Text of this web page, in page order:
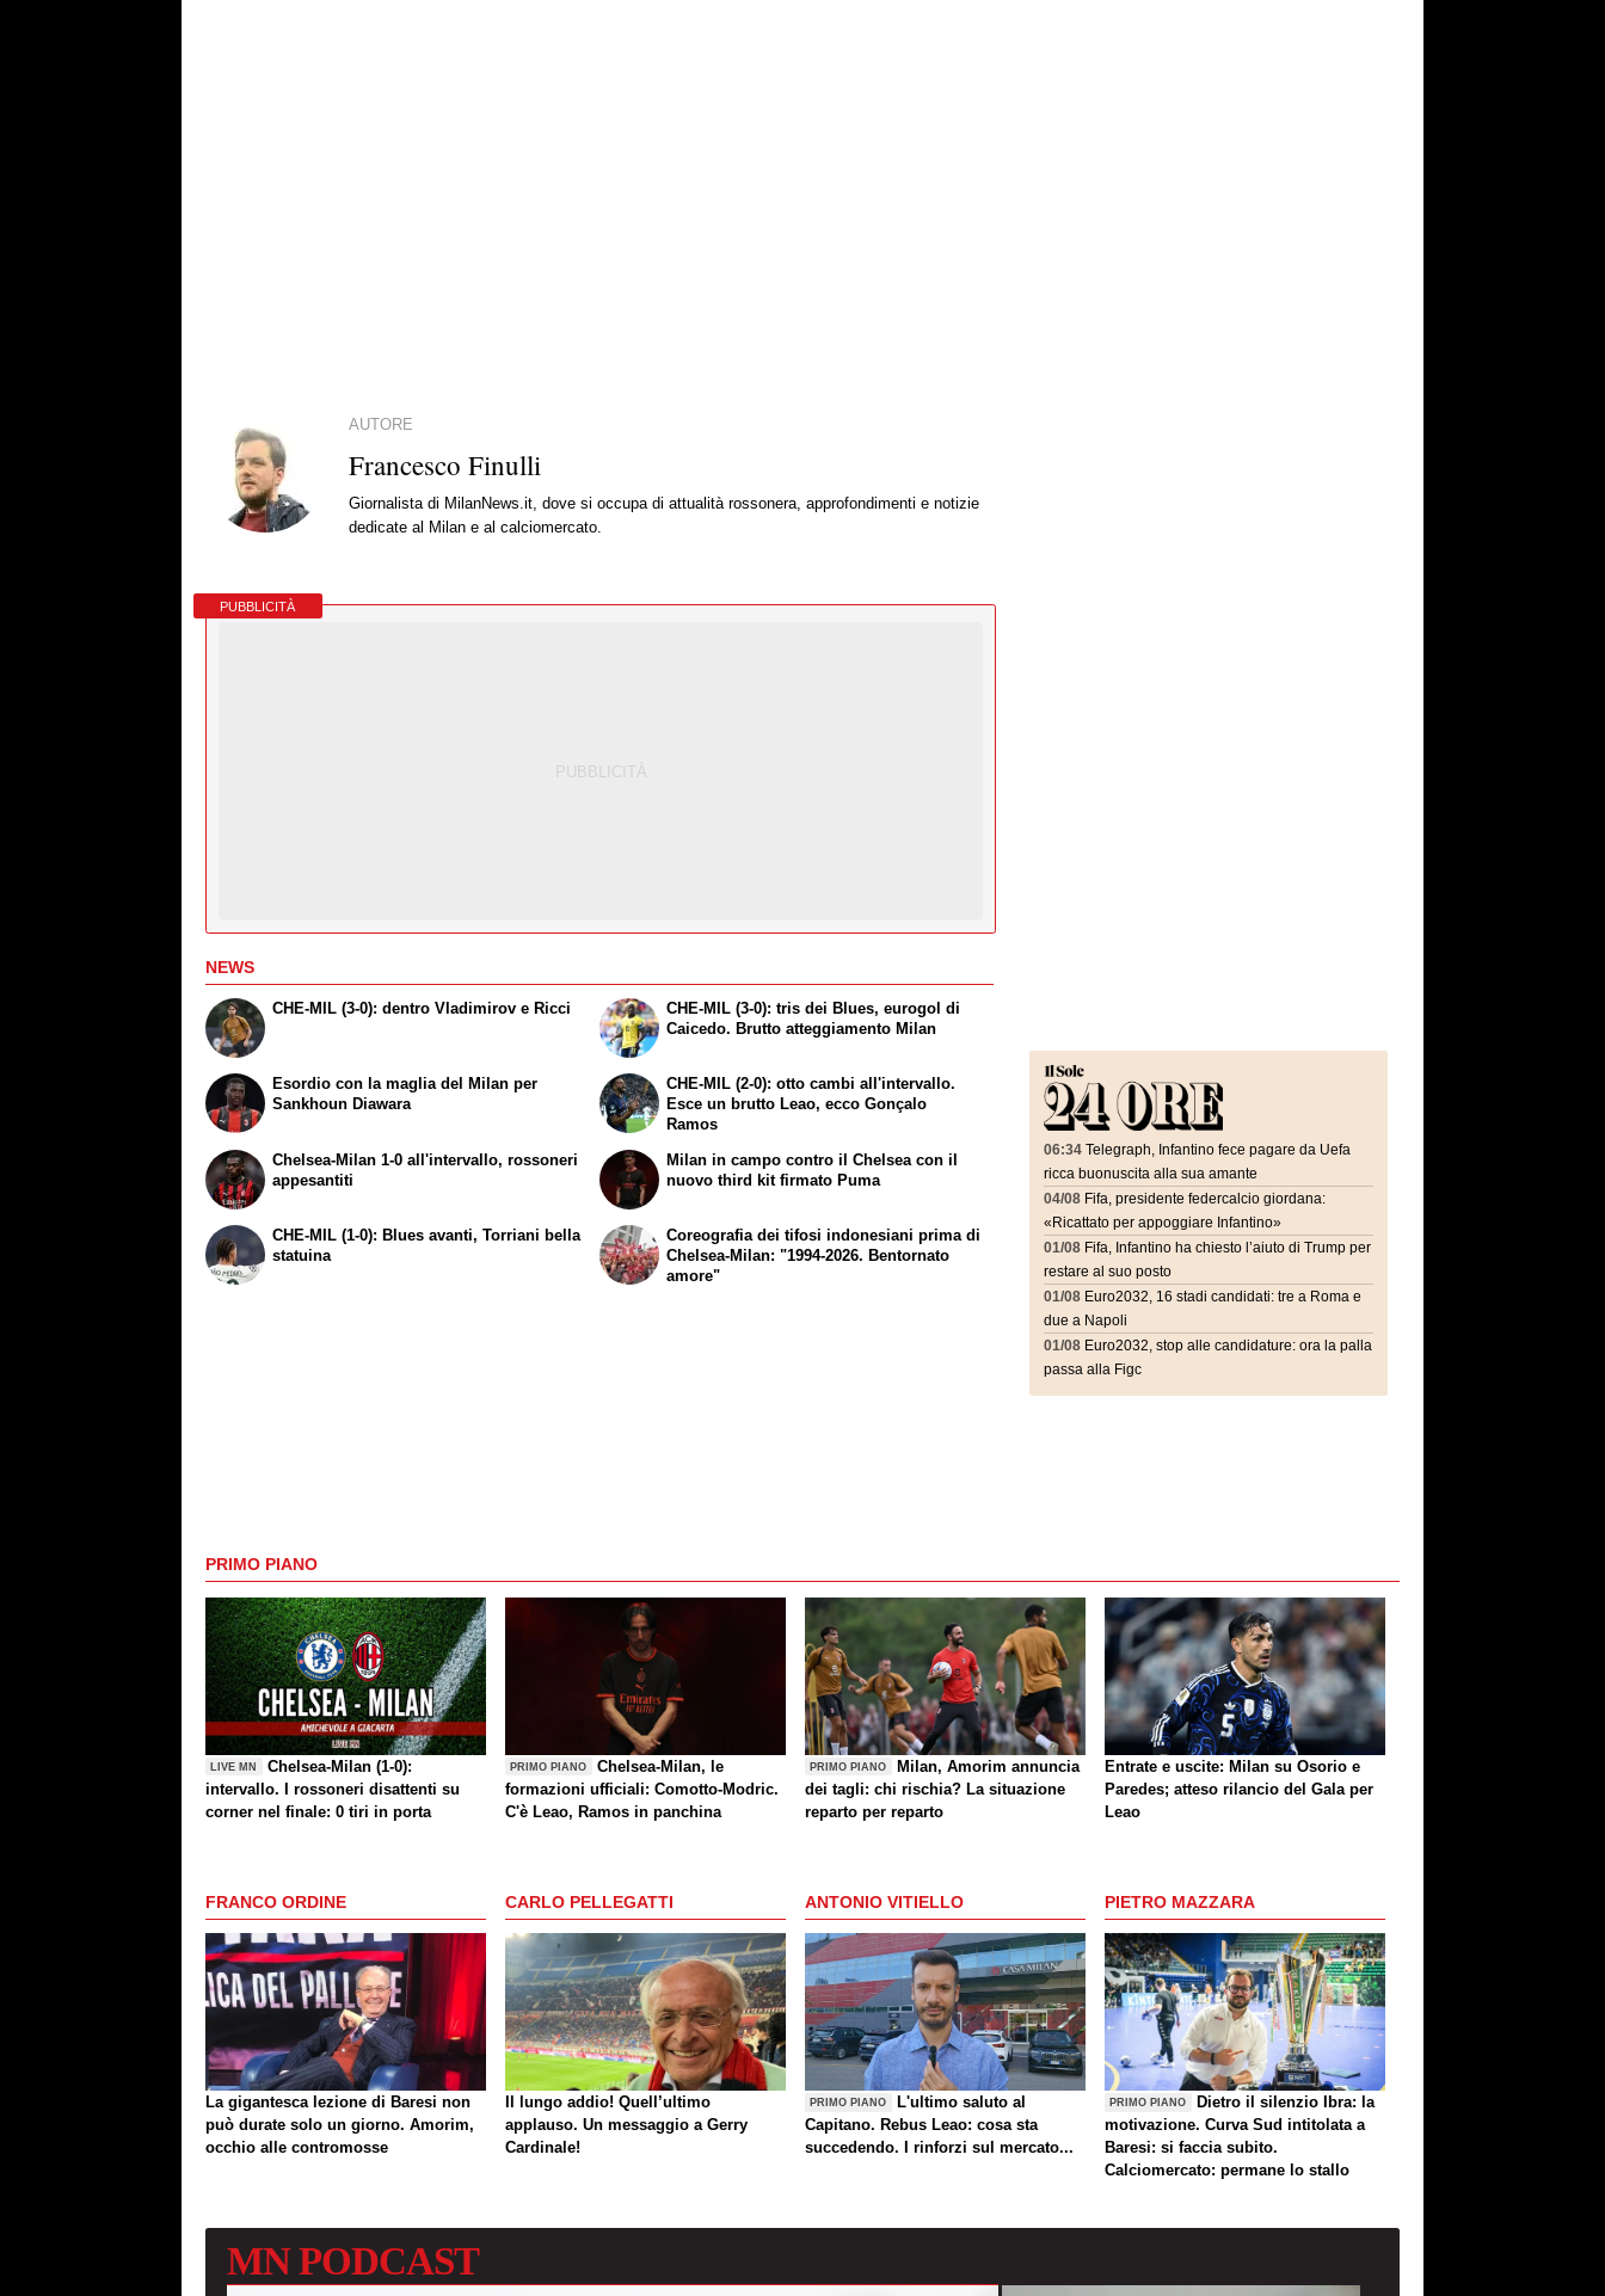
AUTORE
Francesco Finulli
Giornalista di MilanNews.it, dove si occupa di attualità rossonera, approfondimenti e notizie
dedicate al Milan e al calciomercato.
PUBBLICITÀ
NEWS
CHE-MIL (3-0): dentro Vladimirov e Ricci
Esordio con la maglia del Milan per
Sankhoun Diawara
CHE-MIL (3-0): tris dei Blues, eurogol di
Caicedo. Brutto atteggiamento Milan
CHE-MIL (2-0): otto cambi all'intervallo.
Esce un brutto Leao, ecco Gonçalo
Ramos
Chelsea-Milan 1-0 all'intervallo, rossoneri
appesantiti
CHE-MIL (1-0): Blues avanti, Torriani bella
statuina
Milan in campo contro il Chelsea con il
nuovo third kit firmato Puma
Coreografia dei tifosi indonesiani prima di
Chelsea-Milan: "1994-2026. Bentornato
amore"
06:34 Telegraph, Infantino fece pagare da Uefa
ricca buonuscita alla sua amante
04/08 Fifa, presidente federcalcio giordana:
«Ricattato per appoggiare Infantino»
01/08 Fifa, Infantino ha chiesto l’aiuto di Trump per
restare al suo posto
01/08 Euro2032, 16 stadi candidati: tre a Roma e
due a Napoli
01/08 Euro2032, stop alle candidature: ora la palla
passa alla Figc
PRIMO PIANO
LIVE MN
Chelsea-Milan (1-0):
intervallo. I rossoneri disattenti su
corner nel finale: 0 tiri in porta
PRIMO PIANO
Chelsea-Milan, le
formazioni ufficiali: Comotto-Modric.
C'è Leao, Ramos in panchina
PRIMO PIANO
Milan, Amorim annuncia
dei tagli: chi rischia? La situazione
reparto per reparto
Entrate e uscite: Milan su Osorio e
Paredes; atteso rilancio del Gala per
Leao
FRANCO ORDINE
La gigantesca lezione di Baresi non
può durate solo un giorno. Amorim,
occhio alle contromosse
CARLO PELLEGATTI
Il lungo addio! Quell’ultimo
applauso. Un messaggio a Gerry
Cardinale!
ANTONIO VITIELLO
PRIMO PIANO
L'ultimo saluto al
Capitano. Rebus Leao: cosa sta
succedendo. I rinforzi sul mercato...
PIETRO MAZZARA
PRIMO PIANO
Dietro il silenzio Ibra: la
motivazione. Curva Sud intitolata a
Baresi: si faccia subito.
Calciomercato: permane lo stallo
MNPODCAST